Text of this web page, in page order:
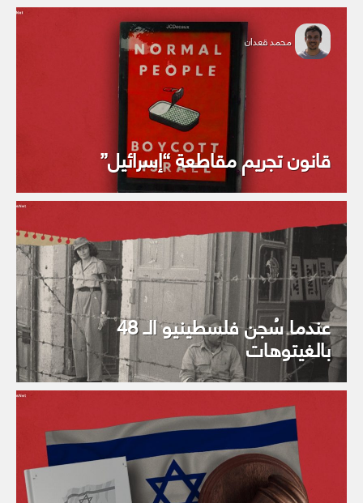
محمد قعدان
قانون تجريم مقاطعة “إسرائيل”
عندما سُجن فلسطينيو الـ 48
بالغيتوهات